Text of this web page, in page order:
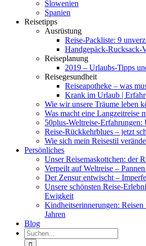
Slowenien
Spanien
Reisetipps
Ausrüstung
Reise-Packliste: 9
Handgepäck-Rucksack-
Reiseplanung
2019 – Urlaubs-Tipps
Reisegesundheit
Reiseapotheke – was
Krank im Urlaub |
Wie wir unsere Träume leben
Was macht eine Langzeitreise
50plus-Weltreise-Erfahrungen:
Reise-Rückkehrblues – jetzt
Wie sich mein Reisestil
Persönliches
Unser Reisemaskottchen: der
Verpeilt auf Weltreise –
Der Zensur entwischt –
Unsere schönsten Reise-
Ewigkeit
Kindheitserinnerungen:
Jahren
Blog
Suche
nach: